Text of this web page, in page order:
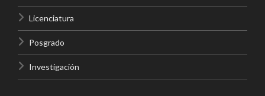
Licenciatura
Posgrado
Investigación